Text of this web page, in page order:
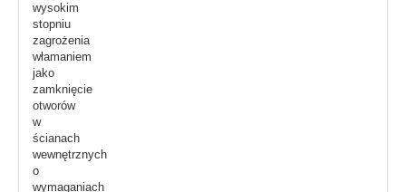
wysokim
stopniu
zagrożenia
włamaniem
jako
zamknięcie
otworów
w
ścianach
wewnętrznych
o
wymaganiach